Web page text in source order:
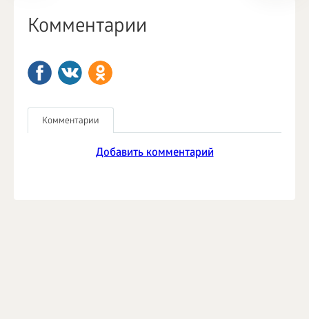
Комментарии
Комментарии
Добавить комментарий